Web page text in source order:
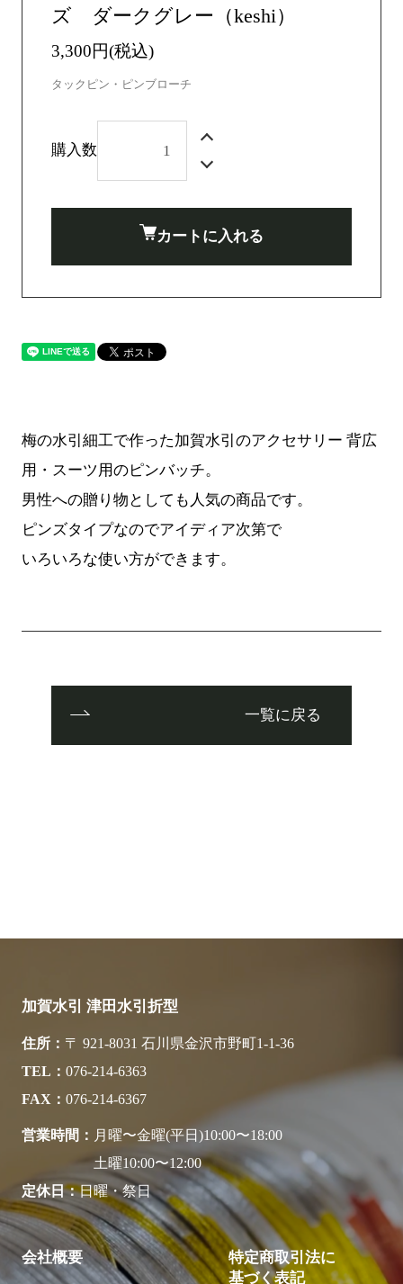
梅の水引細工で作った加賀水引のアクセサリー 背広
用・スーツ用のピンバッチ。
男性への贈り物としても人気の商品です。
ピンズタイプなのでアイディア次第で
いろいろな使い方ができます。
一覧に戻る
ズ ダークグレー（keshi）
3,300円(税込)
タックピン・ピンブローチ
購入数
カートに入れる
加賀水引 津田水引折型
住所
〒 921-8031 石川県金沢市野町1-1-36
TEL
076-214-6363
FAX
076-214-6367
営業時間
月曜〜金曜(平日)10:00〜18:00
土曜10:00〜12:00
定休日
日曜・祭日
会社概要
特定商取引法に
基づく表記